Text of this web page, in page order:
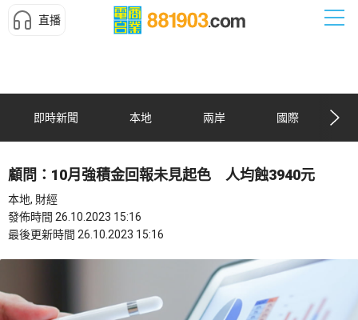
直播
即時新聞 本地 兩岸 國際
顧問：10月強積金回報未見起色 人均蝕3940元
本地, 財經
發佈時間 26.10.2023 15:16
最後更新時間 26.10.2023 15:16